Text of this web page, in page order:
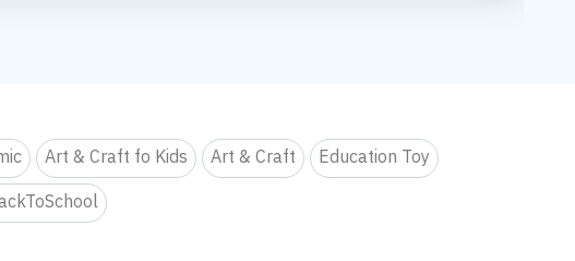
By Elmer’s
- Magical SLIME LOVE PARTY By Elmer’s
รม สไลม์เลิฟปาร์ตี้ ปั้นสนุกสุดมุ้งมิ้ง - Magical SLIME LOVE PARTY By Elmer’s
กิจกรรม สไลม์เลิฟปาร์ตี้ ปั้นสนุกสุดมุ้งมิ้ง - Magical SLIME LOVE
กิจกรรม สไลม์เลิฟปาร์ตี้ ปั้นสนุกสุ
On Tour !!
มพบกับกิจกรรม New Trainer Journey On Tour !!เตรียมพบกับกิจกรรม New Trainer Journey On Tour !!
เตรียมพบกับกิจกรรม New
Art & Craft fo Kids Art & Craft
Education Toy